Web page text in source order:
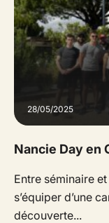
28/05/2025
Nancie Day en
Entre séminaire
s’équiper d’une
découverte...